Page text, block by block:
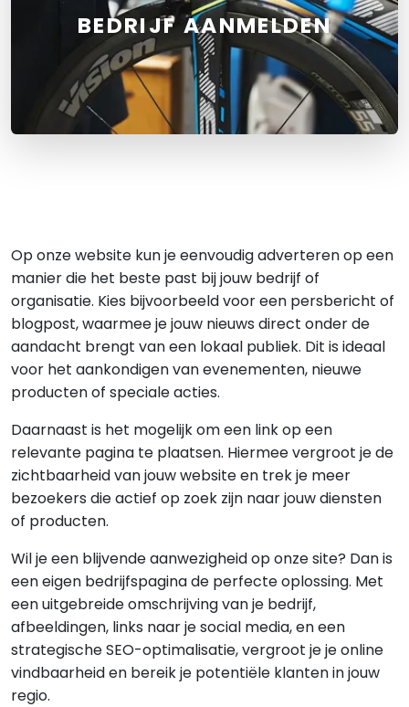
BEDRIJF AANMELDEN
Op onze website kun je eenvoudig adverteren op een
manier die het beste past bij jouw bedrijf of
organisatie. Kies bijvoorbeeld voor een persbericht of
blogpost, waarmee je jouw nieuws direct onder de
aandacht brengt van een lokaal publiek. Dit is ideaal
voor het aankondigen van evenementen, nieuwe
producten of speciale acties.
Daarnaast is het mogelijk om een link op een
relevante pagina te plaatsen. Hiermee vergroot je de
zichtbaarheid van jouw website en trek je meer
bezoekers die actief op zoek zijn naar jouw diensten
of producten.
Wil je een blijvende aanwezigheid op onze site? Dan is
een eigen bedrijfspagina de perfecte oplossing. Met
een uitgebreide omschrijving van je bedrijf,
afbeeldingen, links naar je social media, en een
strategische SEO-optimalisatie, vergroot je je online
vindbaarheid en bereik je potentiële klanten in jouw
regio.